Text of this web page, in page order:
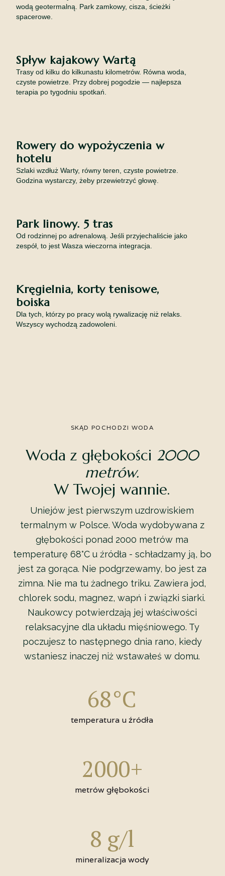
wodą geotermalną. Park zamkowy, cisza, ścieżki
spacerowe.
Spływ kajakowy Wartą
Trasy od kilku do kilkunastu kilometrów. Równa woda,
czyste powietrze. Przy dobrej pogodzie — najlepsza
terapia po tygodniu spotkań.
Rowery do wypożyczenia w
hotelu
Szlaki wzdłuż Warty, równy teren, czyste powietrze.
Godzina wystarczy, żeby przewietrzyć głowę.
Park linowy. 5 tras
Od rodzinnej po adrenalową. Jeśli przyjechaliście jako
zespół, to jest Wasza wieczorna integracja.
Kręgielnia, korty tenisowe,
boiska
Dla tych, którzy po pracy wolą rywalizację niż relaks.
Wszyscy wychodzą zadowoleni.
SKĄD POCHODZI WODA
Woda z głębokości 2000
metrów.
W Twojej wannie.
Uniejów jest pierwszym uzdrowiskiem
termalnym w Polsce. Woda wydobywana z
głębokości ponad 2000 metrów ma
temperaturę 68°C u źródła - schładzamy ją, bo
jest za gorąca. Nie podgrzewamy, bo jest za
zimna. Nie ma tu żadnego triku. Zawiera jod,
chlorek sodu, magnez, wapń i związki siarki.
Naukowcy potwierdzają jej właściwości
relaksacyjne dla układu mięśniowego. Ty
poczujesz to następnego dnia rano, kiedy
wstaniesz inaczej niż wstawałeś w domu.
68°C
temperatura u źródła
2000+
metrów głębokości
8 g/l
mineralizacja wody